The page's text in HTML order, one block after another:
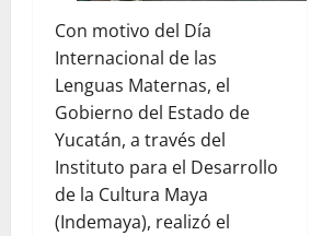
Con motivo del Día
Internacional de las
Lenguas Maternas, el
Gobierno del Estado de
Yucatán, a través del
Instituto para el Desarrollo
de la Cultura Maya
(Indemaya), realizó el